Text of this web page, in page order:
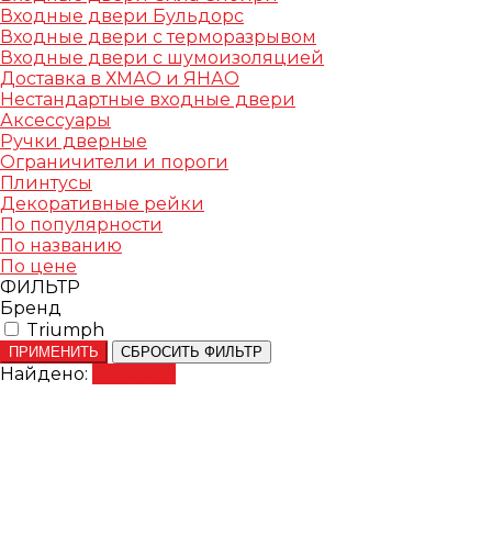
Входные двери Бульдорс
Входные двери с терморазрывом
Входные двери с шумоизоляцией
Доставка в ХМАО и ЯНАО
Нестандартные входные двери
Аксессуары
Ручки дверные
Ограничители и пороги
Плинтусы
Декоративные рейки
По популярности
По названию
По цене
ФИЛЬТР
Бренд
Triumph
ПРИМЕНИТЬ СБРОСИТЬ ФИЛЬТР
Найдено: